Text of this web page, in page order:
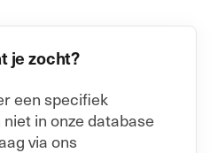
je zocht?
een specifiek
in onze database
via ons